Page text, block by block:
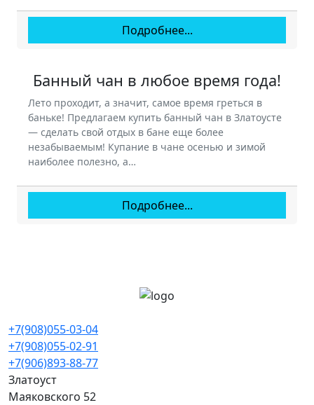
Подробнее...
Банный чан в любое время года!
Лето проходит, а значит, самое время греться в
баньке! Предлагаем купить банный чан в Златоусте
— сделать свой отдых в бане еще более
незабываемым! Купание в чане осенью и зимой
наиболее полезно, а…
Подробнее...
+7(908)055-03-04
+7(908)055-02-91
+7(906)893-88-77
Златоуст
Маяковского 52